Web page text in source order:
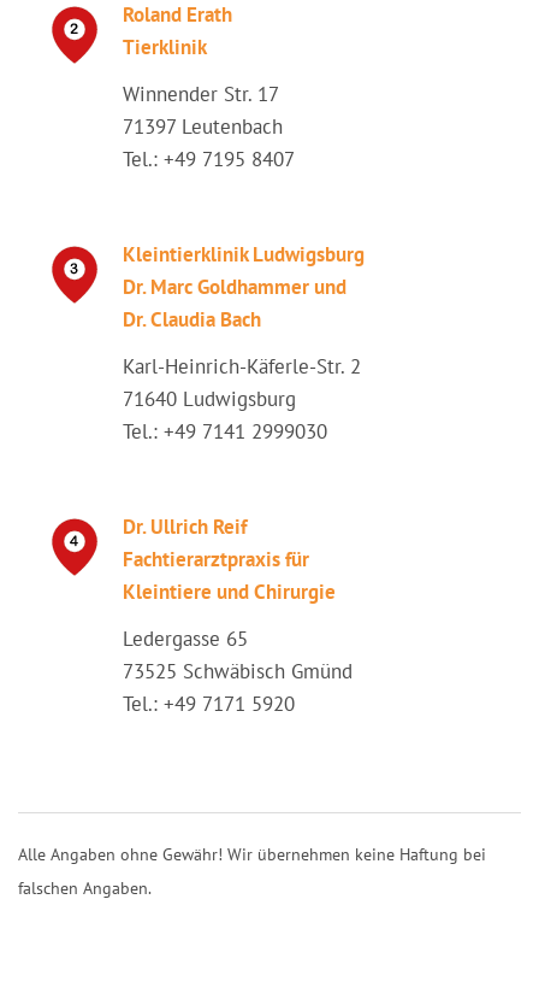
Roland Erath
Tierklinik
Winnender Str. 17
71397 Leutenbach
Tel.: +49 7195 8407
Kleintierklinik Ludwigsburg
Dr. Marc Goldhammer und
Dr. Claudia Bach
Karl-Heinrich-Käferle-Str. 2
71640 Ludwigsburg
Tel.: +49 7141 2999030
Dr. Ullrich Reif
Fachtierarztpraxis für
Kleintiere und Chirurgie
Ledergasse 65
73525 Schwäbisch Gmünd
Tel.: +49 7171 5920
Alle Angaben ohne Gewähr! Wir übernehmen keine Haftung bei
falschen Angaben.